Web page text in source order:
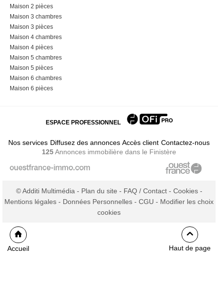
Maison 2 pièces
Maison 3 chambres
Maison 3 pièces
Maison 4 chambres
Maison 4 pièces
Maison 5 chambres
Maison 5 pièces
Maison 6 chambres
Maison 6 pièces
ESPACE PROFESSIONNEL
Nos services Diffusez des annonces Accès client Contactez-nous
125Annonces immobilière dans le Finistère
© Additi Multimédia - Plan du site - FAQ / Contact- Cookies-
Mentions légales - Données Personnelles - CGU - Modifier les choix
cookies
Accueil Haut de page